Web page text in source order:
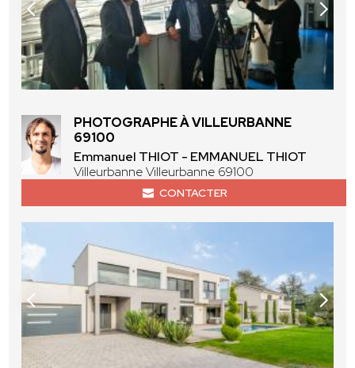
PHOTOGRAPHE À VILLEURBANNE
69100
Emmanuel THIOT - EMMANUEL THIOT
Villeurbanne Villeurbanne 69100
CONTACTER